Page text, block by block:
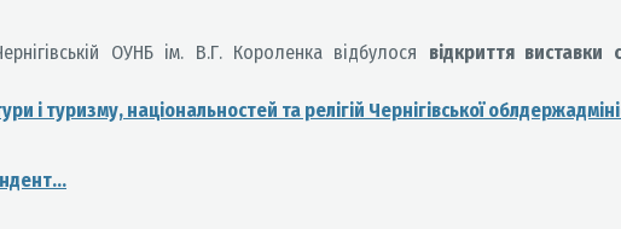
ОУНБ ім. В.Г. Короленка відбулося відкриття виставки
і туризму, національностей та релігій Чернігівської